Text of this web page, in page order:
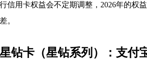
行信用卡权益会不定期调整，2026年的
。
钻卡（星钻系列）：支付